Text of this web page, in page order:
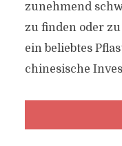
zunehmend
zu finden oder
ein beliebtes
chinesische